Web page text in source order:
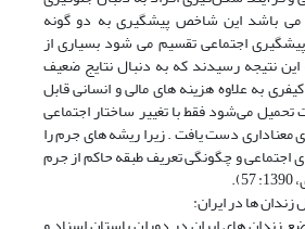
می باشد این شاخص پیشگیری به دو گونه
اجتماعی تقسیم می شود بسیاری از
نتیجه رسیدند که به دنبال نتایج ضعیف
به علاوه هزینه های مالی و انسانی قابل
می‌شود فقط با تغییر ساختار اجتماعی
معناداری دست یافت . زیرا ریشه های جرم را
اجتماعی و چگونگی تعریف طبقه حاکم از جرم